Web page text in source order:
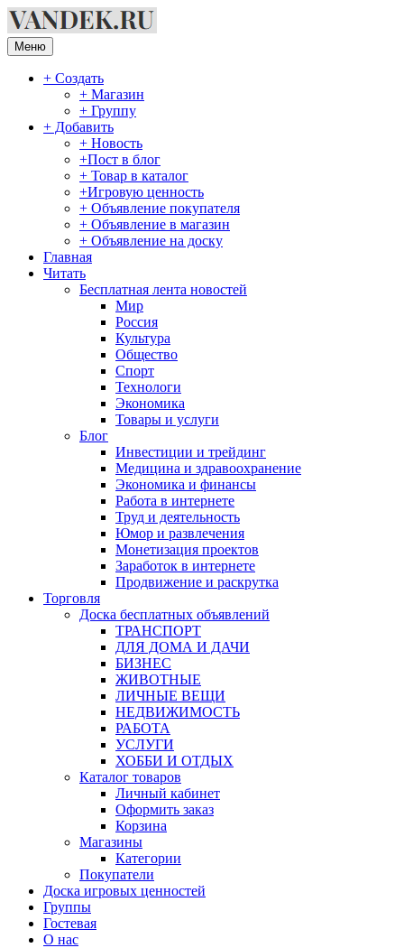
Перейти
к
содержимому
Меню
+ Создать
+ Магазин
+ Группу
+ Добавить
+ Новость
+Пост в блог
+ Товар в каталог
+Игровую ценность
+ Объявление покупателя
+ Объявление в магазин
+ Объявление на доску
Главная
Читать
Бесплатная лента новостей
Мир
Россия
Культура
Общество
Спорт
Технологи
Экономика
Товары и услуги
Блог
Инвестиции и трейдинг
Медицина и здравоохранение
Экономика и финансы
Работа в интернете
Труд и деятельность
Юмор и развлечения
Монетизация проектов
Заработок в интернете
Продвижение и раскрутка
Торговля
Доска бесплатных объявлений
ТРАНСПОРТ
ДЛЯ ДОМА И ДАЧИ
БИЗНЕС
ЖИВОТНЫЕ
ЛИЧНЫЕ ВЕЩИ
НЕДВИЖИМОСТЬ
РАБОТА
УСЛУГИ
ХОББИ И ОТДЫХ
Каталог товаров
Личный кабинет
Оформить заказ
Корзина
Магазины
Категории
Покупатели
Доска игровых ценностей
Группы
Гостевая
О нас